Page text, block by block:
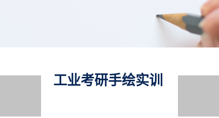
工业考研手绘实训